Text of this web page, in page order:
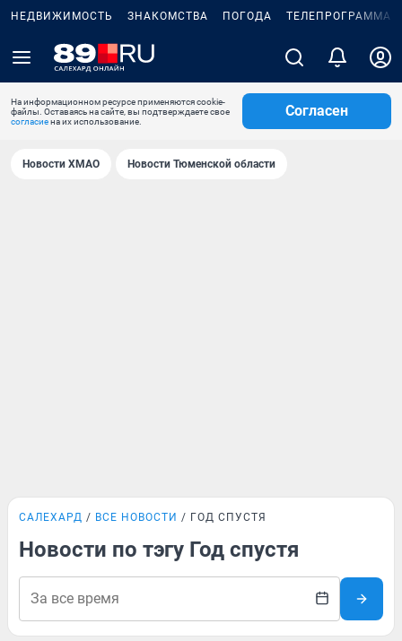
НЕДВИЖИМОСТЬ ЗНАКОМСТВА ПОГОДА ТЕЛЕПРОГРАММА
На информационном ресурсе применяются cookie-
файлы. Оставаясь на сайте, вы подтверждаете свое
согласиена их использование.
Согласен
Новости ХМАО Новости Тюменской области
САЛЕХАРД ВСЕ НОВОСТИ ГОД СПУСТЯ
Новости по тэгу Год спустя